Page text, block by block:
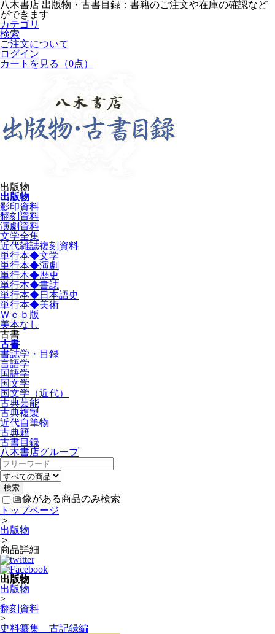
八木書店 出版物・古書目録：書籍のご注文や在庫の確認など
ができます
カテゴリ
検索
ご注文について
ログイン
カートを見る
（0点）
出版物
出版物
影印資料
翻刻資料
演劇資料
文学全集
近代雑誌複刻資料
単行本◆文学
単行本◆演劇
単行本◆歴史
単行本◆書誌
単行本◆日本語史
単行本◆美術
Ｗｅｂ版
美本なし
古書
古書
書誌学・目録
言語学
国語学
国文学
国文学（近代）
古典芸能
古典複製
近代自筆物
古典籍
古書目録
八木書店グループ
画像がある商品のみ検索
トップページ
＞
出版物
＞
商品詳細
出版物
出版物
>
翻刻資料
>
史料纂集 古記録編